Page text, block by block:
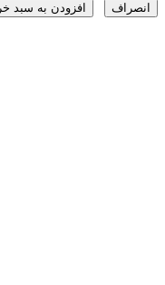
افزودن به سبد خرید